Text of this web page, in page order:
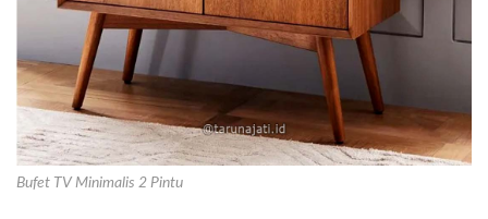
Bufet TV Minimalis 2 Pintu